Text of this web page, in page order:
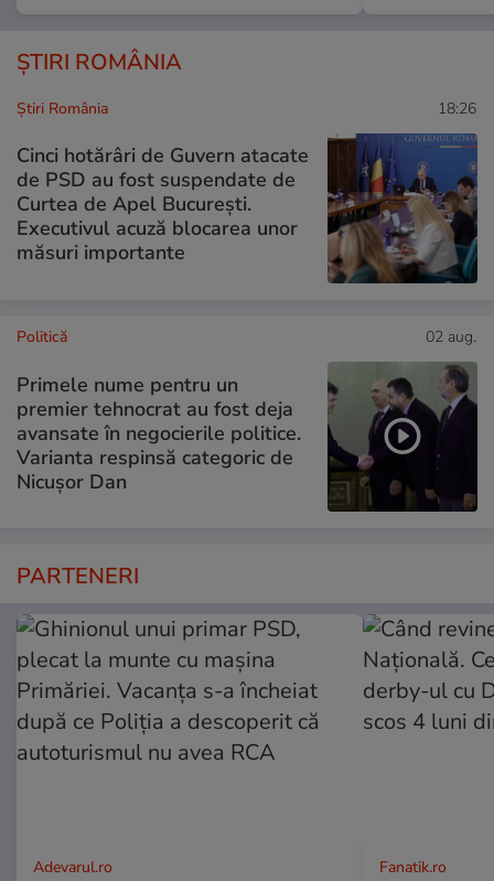
ȘTIRI ROMÂNIA
Știri România 18:26
Cinci hotărâri de Guvern atacate
de PSD au fost suspendate de
Curtea de Apel București.
Executivul acuză blocarea unor
măsuri importante
Politică 02 aug.
Primele nume pentru un
premier tehnocrat au fost deja
avansate în negocierile politice.
Varianta respinsă categoric de
Nicușor Dan
PARTENERI
Adevarul.ro Fanatik.ro